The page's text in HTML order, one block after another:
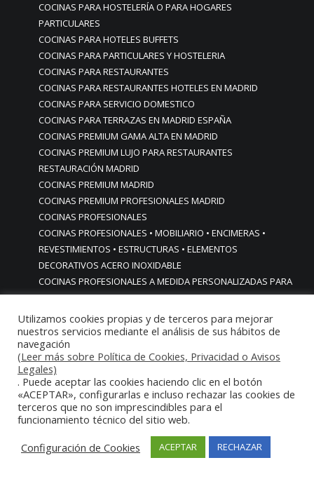
COCINAS PARA HOSTELERÍA O PARA HOGARES
PARTICULARES
COCINAS PARA HOTELES BUFFETS
COCINAS PARA PARTICULARES Y HOSTELERIA
COCINAS PARA RESTAURANTES
COCINAS PARA RESTAURANTES HOTELES EN MADRID
COCINAS PARA SERVICIO DOMESTICO
COCINAS PARA TERRAZAS EN MADRID ESPAÑA
COCINAS PREMIUM GAMA ALTA EN MADRID
COCINAS PREMIUM LUJO PARA RESTAURANTES
RESTAURACIÓN MADRID
COCINAS PREMIUM MADRID
COCINAS PREMIUM PROFESIONALES MADRID
COCINAS PROFESIONALES
COCINAS PROFESIONALES • MOBILIARIO • ENCIMERAS •
REVESTIMIENTOS • ESTRUCTURAS • ELEMENTOS
DECORATIVOS ACERO INOXIDABLE
COCINAS PROFESIONALES A MEDIDA PERSONALIZADAS PARA
PARTICULARES
COCINAS PROFESIONALES ACERO INOXIDABLE
COCINAS PROFESIONALES HORECA
COCINAS PROFESIONALES HOSTELERÍA MADRID
Cocinas profesionales industriales monoblock a medida
personalizadas
Cocinas profesionales industriales monoblock a medida
personalizadasCocinas profesionales industriales
monoblock a medida personalizadas
cocinas profesionales industriales para casas chalets
particulares urbanizaciones lujo madrid reformas cocinas
Utilizamos cookies propias y de terceros para mejorar
nuestros servicios mediante el análisis de sus hábitos de
navegación
(Leer más sobre Política de Cookies, Privacidad o Avisos
Legales)
. Puede aceptar las cookies haciendo clic en el botón
«ACEPTAR», configurarlas e incluso rechazar las cookies de
terceros que no son imprescindibles para el
funcionamiento técnico del sitio web.
Configuración de Cookies
ACEPTAR RECHAZAR